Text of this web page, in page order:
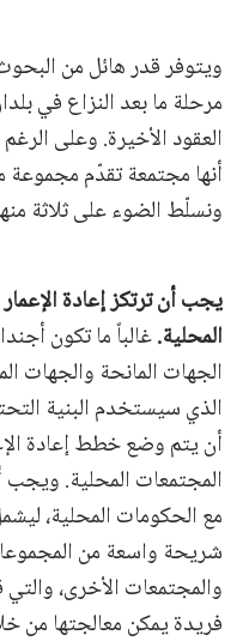
ويتوفر قدر هائل من
مرحلة ما بعد النزاع في
العقود الأخيرة. وعلى
أنها مجتمعة تقدّم مجموعة
ونسلّط الضوء على ثلاثة
يجب أن ترتكز إعادة
المحلية.غالباً ما تكون
الجهات المانحة والجهات
الذي سيستخدم البنية
أن يتم وضع خطط إعادة
المجتمعات المحلية.
مع الحكومات المحلية،
شريحة واسعة من
والمجتمعات الأخرى،
فريدة يمكن معالجتها من